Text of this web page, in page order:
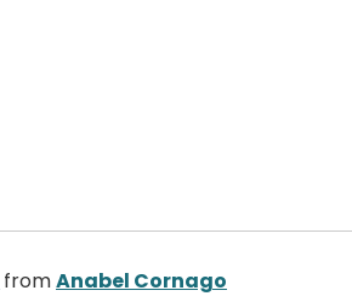
fromAnabel Cornago